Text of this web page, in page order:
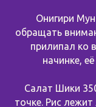
Онигири
обращать
прилипал ко
начинке,
Салат Шики
точке. Рис